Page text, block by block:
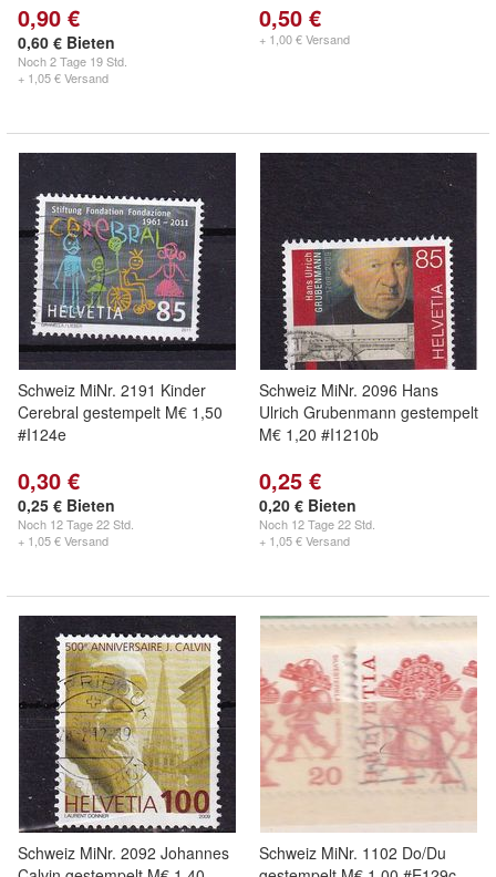
0,90 €
0,60 € Bieten
Noch2 Tage 19 Std.
+ 1,05 € Versand
0,50 €
+ 1,00 € Versand
Schweiz MiNr. 2191 Kinder
Cerebral gestempelt M€ 1,50
#I124e
0,30 €
0,25 € Bieten
Noch 12 Tage 22 Std.
+ 1,05 € Versand
Schweiz MiNr. 2096 Hans
Ulrich Grubenmann gestempelt
M€ 1,20 #I1210b
0,25 €
0,20 € Bieten
Noch 12 Tage 22 Std.
+ 1,05 € Versand
Schweiz MiNr. 2092 Johannes
Schweiz MiNr. 1102 Do/Du